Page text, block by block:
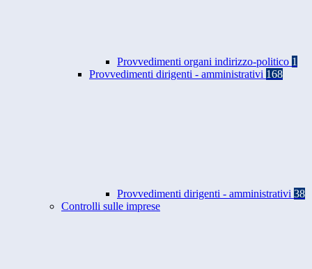
Provvedimenti organi indirizzo-politico 1
Provvedimenti dirigenti - amministrativi 168
Provvedimenti dirigenti - amministrativi 38
Controlli sulle imprese